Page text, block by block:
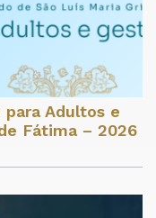
para Adultos e
Fátima – 2026